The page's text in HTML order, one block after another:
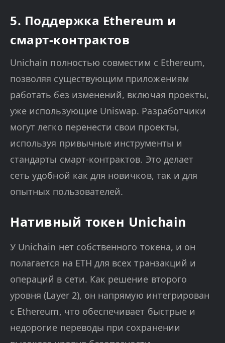
5. Поддержка Ethereum и
смарт-контрактов
Unichain полностью совместим с Ethereum,
позволяя существующим приложениям
работать без изменений, включая проекты,
уже использующие Uniswap. Разработчики
могут легко перенести свои проекты,
используя привычные инструменты и
стандарты смарт-контрактов. Это делает
сеть удобной как для новичков, так и для
опытных пользователей.
Нативный токен Unichain
У Unichain нет собственного токена, и он
полагается на ETH для всех транзакций и
операций в сети. Как решение второго
уровня (Layer 2), он напрямую интегрирован
с Ethereum, что обеспечивает быстрые и
недорогие переводы при сохранении